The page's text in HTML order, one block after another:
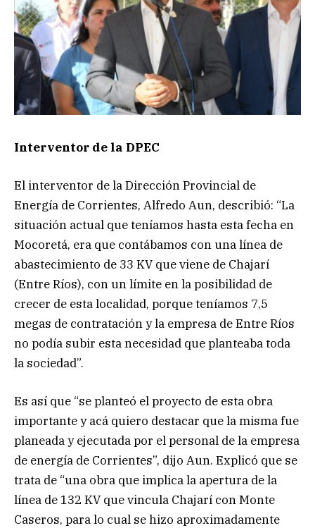
Interventor de la DPEC
El interventor de la Dirección Provincial de
Energía de Corrientes, Alfredo Aun, describió: “La
situación actual que teníamos hasta esta fecha en
Mocoretá, era que contábamos con una línea de
abastecimiento de 33 KV que viene de Chajarí
(Entre Ríos), con un límite en la posibilidad de
crecer de esta localidad, porque teníamos 7,5
megas de contratación y la empresa de Entre Ríos
no podía subir esta necesidad que planteaba toda
la sociedad”.
Es así que “se planteó el proyecto de esta obra
importante y acá quiero destacar que la misma fue
planeada y ejecutada por el personal de la empresa
de energía de Corrientes”, dijo Aun. Explicó que se
trata de “una obra que implica la apertura de la
línea de 132 KV que vincula Chajarí con Monte
Caseros, para lo cual se hizo aproximadamente